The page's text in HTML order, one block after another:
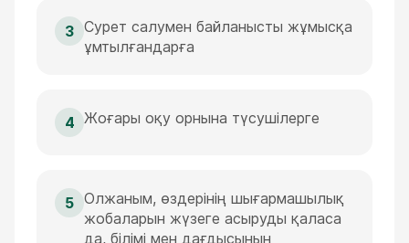
3 Сурет салумен байланысты жұмысқа
ұмтылғандарға
4 Жоғары оқу орнына түсушілерге
5 Олжаным, өздерінің шығармашылық
жобаларын жүзеге асыруды қаласа
да, білімі мен дағдысының